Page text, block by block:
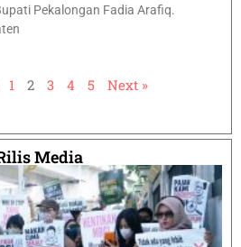
Pekalongan Fadia Arafiq.
1 2 3 4 5 Next »
Media